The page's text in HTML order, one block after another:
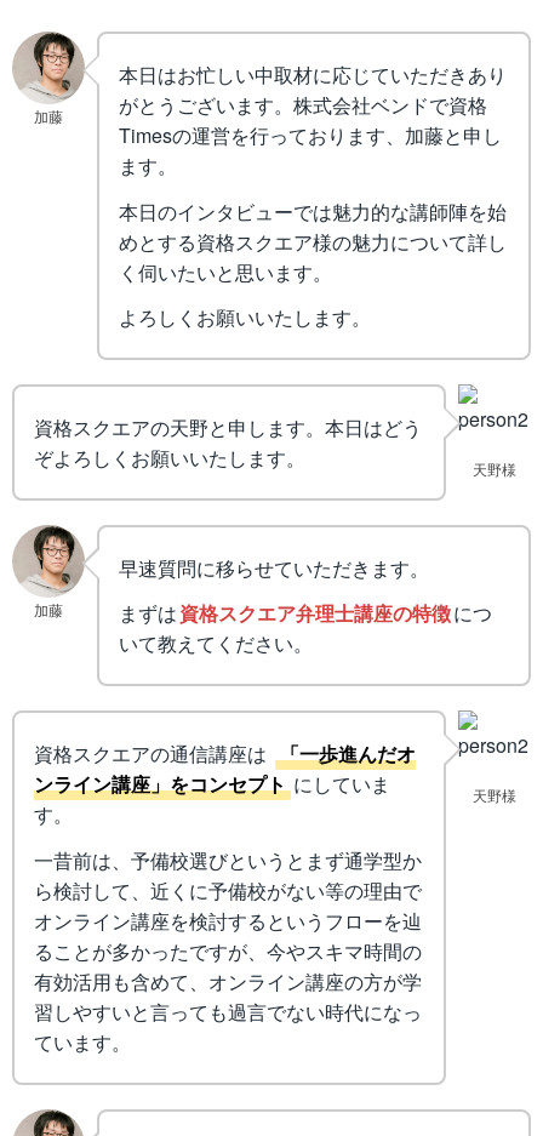
加藤
本日はお忙しい中取材に応じていただきあり
がとうございます。株式会社ベンドで資格
Timesの運営を行っております、加藤と申し
ます。
本日のインタビューでは魅力的な講師陣を始
めとする資格スクエア様の魅力について詳し
く伺いたいと思います。
よろしくお願いいたします。
天野様
資格スクエアの天野と申します。本日はどう
ぞよろしくお願いいたします。
加藤
早速質問に移らせていただきます。
まずは資格スクエア弁理士講座の特徴につ
いて教えてください。
天野様
資格スクエアの通信講座は 「一歩進んだオ
ンライン講座」をコンセプト にしていま
す。
一昔前は、予備校選びというとまず通学型か
ら検討して、近くに予備校がない等の理由で
オンライン講座を検討するというフローを辿
ることが多かったですが、今やスキマ時間の
有効活用も含めて、オンライン講座の方が学
習しやすいと言っても過言でない時代になっ
ています。